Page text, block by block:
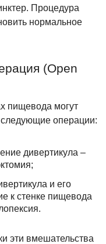
Процедура
нормальное
(Open
пищевода могут
операции:
дивертикула –
и его
к стенке пищевода
эти вмешательства